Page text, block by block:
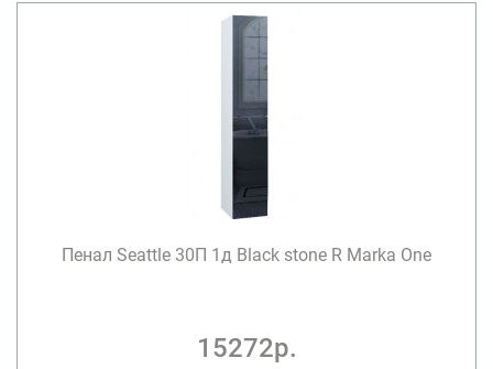
Пенал Seattle 30П 1д Black stone R Marka One
15272р.